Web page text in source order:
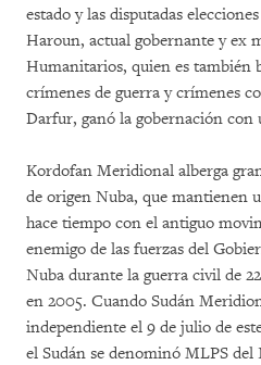
estado y las disputadas
Haroun, actual gobernante y ex
Humanitarios, quien es también
crímenes de guerra y crímenes
Darfur, ganó la gobernación con
Kordofan Meridional alberga
de origen Nuba, que mantienen
hace tiempo con el antiguo
enemigo de las fuerzas del
Nuba durante la guerra civil de
en 2005. Cuando Sudán
independiente el 9 de julio de
el Sudán se denominó MLPS